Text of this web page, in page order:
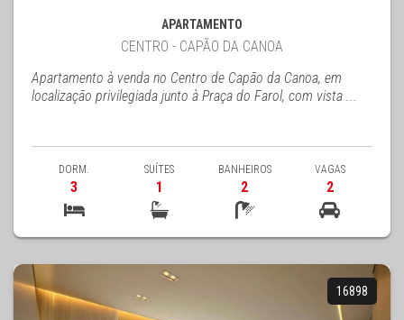
APARTAMENTO
CENTRO - CAPÃO DA CANOA
Apartamento à venda no Centro de Capão da Canoa, em
localização privilegiada junto à Praça do Farol, com vista ...
DORM.
3
SUÍTES
1
BANHEIROS
2
VAGAS
2
16898